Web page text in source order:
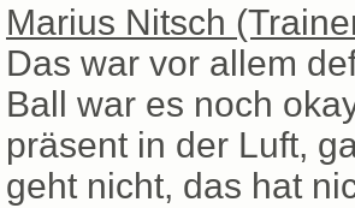
Marius Nitsch
Das war vor allem
Ball war es noch
präsent in der Luft,
geht nicht, das hat